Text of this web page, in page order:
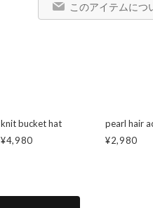
このアイテムにつ
knit bucket hat
¥4,980
pearl hair
¥2,980